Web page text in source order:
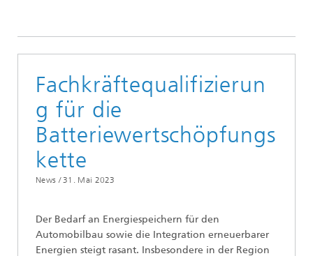
Fachkräftequalifizierun
g für die
Batteriewertschöpfungs
kette
News / 31. Mai 2023
Der Bedarf an Energiespeichern für den
Automobilbau sowie die Integration erneuerbarer
Energien steigt rasant. Insbesondere in der Region